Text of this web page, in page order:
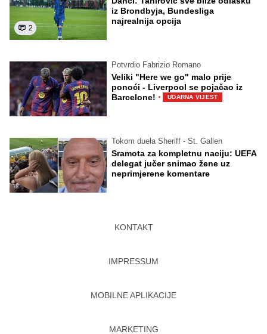
2
iz Brondbyja, Bundesliga
najrealnija opcija
Potvrdio Fabrizio Romano
Veliki "Here we go" malo prije
ponoći - Liverpool se pojačao iz
Barcelone! · UDARNA VIJEST
Tokom duela Sheriff - St. Gallen
Sramota za kompletnu naciju: UEFA
delegat jučer snimao žene uz
neprimjerene komentare
KONTAKT
IMPRESSUM
MOBILNE APLIKACIJE
MARKETING